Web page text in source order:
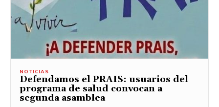
NOTICIAS
Defendamos el PRAIS: usuarios del
programa de salud convocan a
segunda asamblea